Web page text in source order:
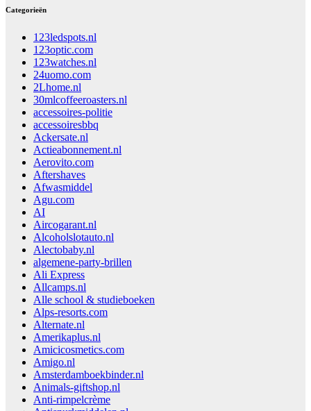
Categorieën
123ledspots.nl
123optic.com
123watches.nl
24uomo.com
2Lhome.nl
30mlcoffeeroasters.nl
accessoires-politie
accessoiresbbq
Ackersate.nl
Actieabonnement.nl
Aerovito.com
Aftershaves
Afwasmiddel
Agu.com
AI
Aircogarant.nl
Alcoholslotauto.nl
Alectobaby.nl
algemene-party-brillen
Ali Express
Allcamps.nl
Alle school & studieboeken
Alps-resorts.com
Alternate.nl
Amerikaplus.nl
Amicicosmetics.com
Amigo.nl
Amsterdamboekbinder.nl
Animals-giftshop.nl
Anti-rimpelcrème